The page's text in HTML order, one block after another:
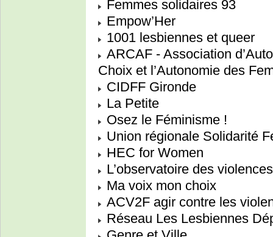
Femmes solidaires 93
Empow’Her
1001 lesbiennes et queer
ARCAF - Association
Choix et l’Autonomie des
CIDFF Gironde
La Petite
Osez le Féminisme !
Union régionale Solidarité
HEC for Women
L’observatoire des
Ma voix mon choix
ACV2F agir contre les
Réseau Les Lesbiennes